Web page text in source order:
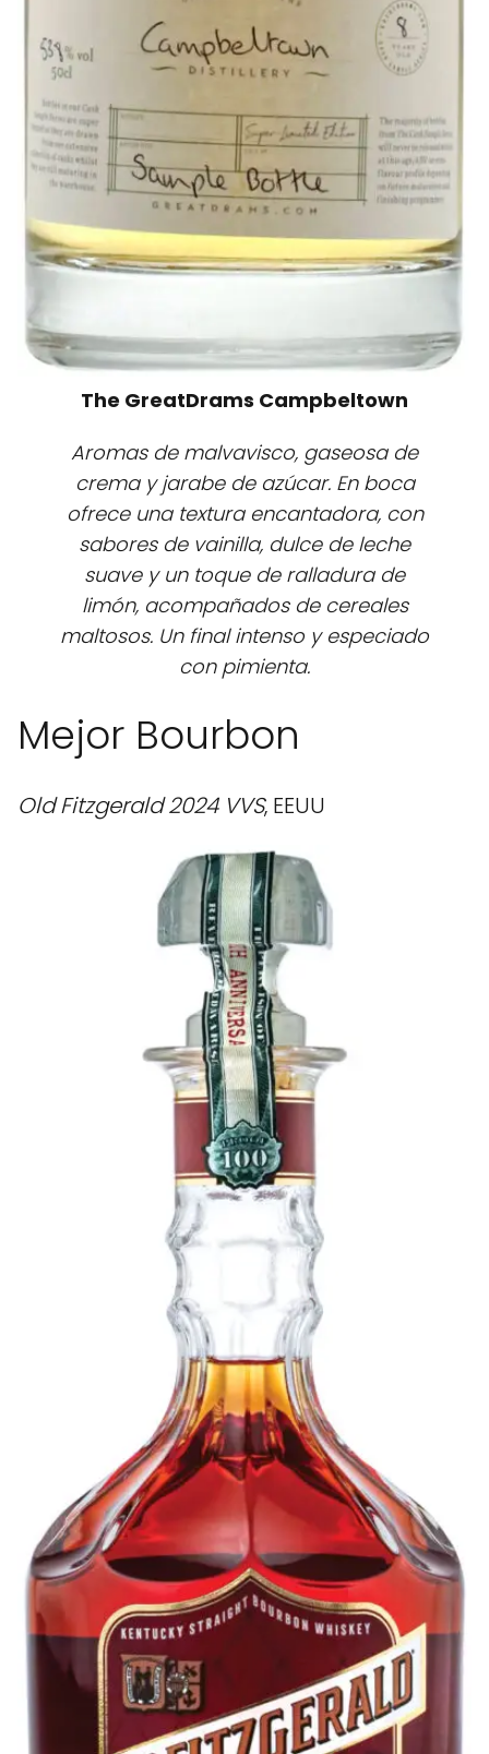
The GreatDrams Campbeltown
Aromas de malvavisco, gaseosa de
crema y jarabe de azúcar. En boca
ofrece una textura encantadora, con
sabores de vainilla, dulce de leche
suave y un toque de ralladura de
limón, acompañados de cereales
maltosos. Un final intenso y especiado
con pimienta.
Mejor Bourbon
Old Fitzgerald 2024 VVS, EEUU